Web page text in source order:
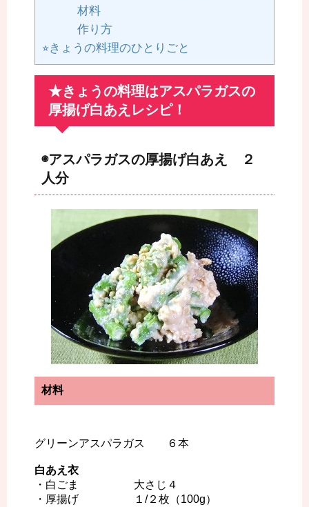
材料
作り方
⭐︎きょうの料理のひとりごと
★きょうの料理はアスパラガスの
厚揚げ白あえレシピ！
◉アスパラガスの厚揚げ白あえ ２
人分
材料
グリーンアスパラガス ６本
白あえ衣
・白ごま 大さじ４
・厚揚げ １/２枚（100g）